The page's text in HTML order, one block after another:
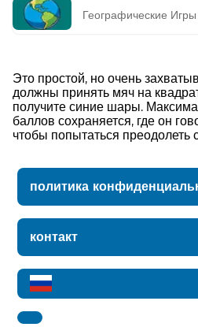
Географические Игры
Это простой, но очень
должны принять мяч на
получите синие шары.
баллов сохраняется, где он
чтобы попытаться преодолеть
политика
контакт